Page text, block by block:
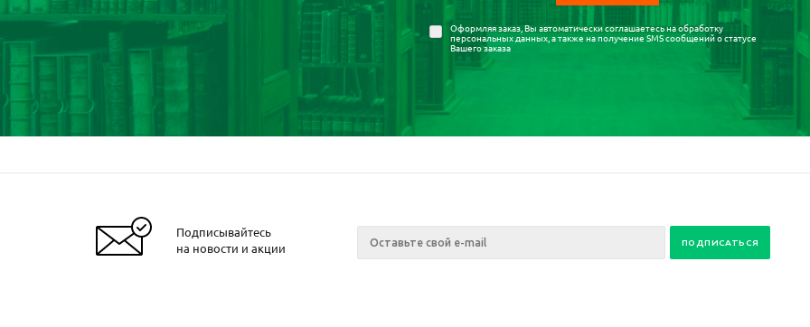
Оформляя заказ, Вы автоматически соглашаетесь наобработку
персональных данных, а также на получение SMS сообщений о статусе
Вашего заказа
Подписывайтесь
на новости и акции